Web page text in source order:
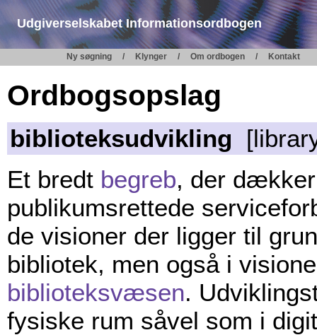
Udgiverselskabet Informationsordbogen
Ny søgning Klynger Om ordbogen Kontakt
Ordbogsopslag
biblioteksudvikling
Et bredt begreb, der
publikumsrettede
de visioner der ligger til
bibliotek, men også i
biblioteksvæsen.
fysiske rum såvel som i